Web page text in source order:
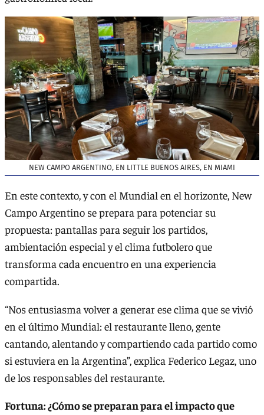
NEW CAMPO ARGENTINO, EN LITTLE BUENOS AIRES, EN MIAMI
En este contexto, y con el Mundial en el horizonte, New
Campo Argentino se prepara para potenciar su
propuesta: pantallas para seguir los partidos,
ambientación especial y el clima futbolero que
transforma cada encuentro en una experiencia
compartida.
“Nos entusiasma volver a generar ese clima que se vivió
en el último Mundial: el restaurante lleno, gente
cantando, alentando y compartiendo cada partido como
si estuviera en la Argentina”, explica Federico Legaz, uno
de los responsables del restaurante.
Fortuna: ¿Cómo se preparan para el impacto que